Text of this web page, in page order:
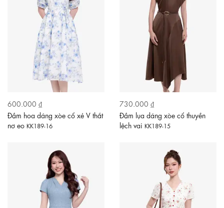
600.000 ₫
Đầm hoa dáng xòe cổ xẻ V thắt
nơ eo KK189-16
730.000 ₫
Đầm lụa dáng xòe cổ thuyền
lệch vai KK189-15